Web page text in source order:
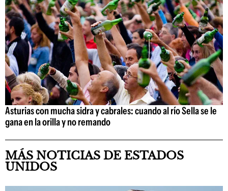
Asturias con mucha sidra y cabrales: cuando al río Sella se le
gana en la orilla y no remando
MÁS NOTICIAS DE ESTADOS
UNIDOS